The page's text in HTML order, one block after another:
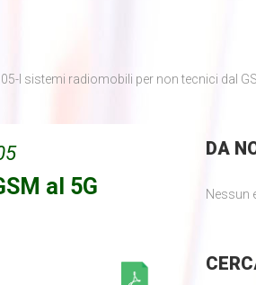
I sistemi radiomobili per non tecnici dal
al 5G
DA
Nessun